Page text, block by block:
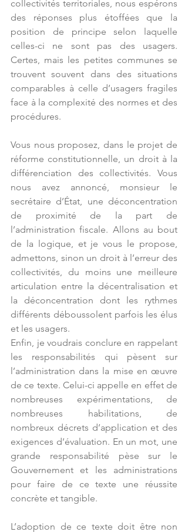
collectivités territoriales, nous espérons
des réponses plus étoffées que la
position de principe selon laquelle
celles-ci ne sont pas des usagers.
Certes, mais les petites communes se
trouvent souvent dans des situations
comparables à celle d’usagers fragiles
face à la complexité des normes et des
procédures.
Vous nous proposez, dans le projet de
réforme constitutionnelle, un droit à la
différenciation des collectivités. Vous
nous avez annoncé, monsieur le
secrétaire d’État, une déconcentration
de proximité de la part de
l’administration fiscale. Allons au bout
de la logique, et je vous le propose,
admettons, sinon un droit à l’erreur des
collectivités, du moins une meilleure
articulation entre la décentralisation et
la déconcentration dont les rythmes
différents déboussolent parfois les élus
et les usagers.
Enfin, je voudrais conclure en rappelant
les responsabilités qui pèsent sur
l’administration dans la mise en œuvre
de ce texte. Celui-ci appelle en effet de
nombreuses expérimentations, de
nombreuses habilitations, de
nombreux décrets d’application et des
exigences d’évaluation. En un mot, une
grande responsabilité pèse sur le
Gouvernement et les administrations
pour faire de ce texte une réussite
concrète et tangible.
L’adoption de ce texte doit être non